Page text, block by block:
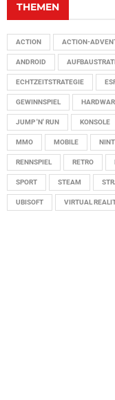
THEMEN
ACTION ACTION-
ANDROID
ECHTZEITSTRATEGIE
GEWINNSPIEL
JUMP 'N' RUN KONSOLE
MMO MOBILE
RENNSPIEL RETRO
SPORT STEAM
UBISOFT VIRTUAL